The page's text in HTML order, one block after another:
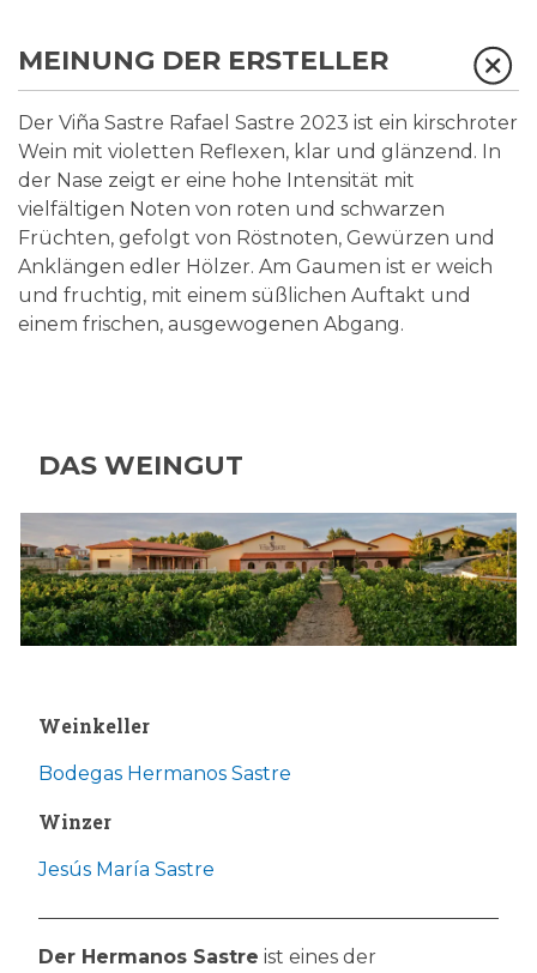
MEINUNG DER ERSTELLER
Der Viña Sastre Rafael Sastre 2023 ist ein kirschroter
Wein mit violetten Reflexen, klar und glänzend. In
der Nase zeigt er eine hohe Intensität mit
vielfältigen Noten von roten und schwarzen
Früchten, gefolgt von Röstnoten, Gewürzen und
Anklängen edler Hölzer. Am Gaumen ist er weich
und fruchtig, mit einem süßlichen Auftakt und
einem frischen, ausgewogenen Abgang.
DAS WEINGUT
Weinkeller
Bodegas Hermanos Sastre
Winzer
Jesús María Sastre
Der Hermanos Sastre ist eines der